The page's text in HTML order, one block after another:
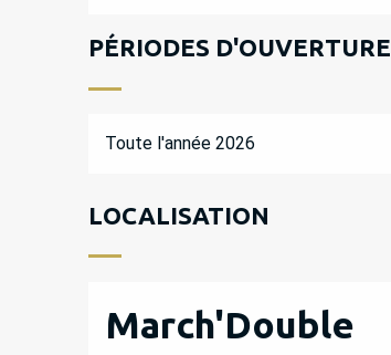
PÉRIODES D'OUVERTURE
Toute l'année 2026
LOCALISATION
March'Double